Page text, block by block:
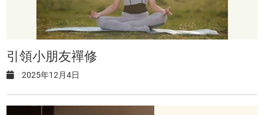
引領小朋友禪修
2025年12月4日